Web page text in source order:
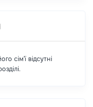
сім'ї відсутні